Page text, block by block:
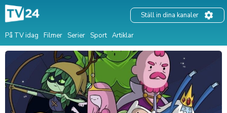
På TV idag Filmer Serier Sport Artiklar
Ställ in dina kanaler